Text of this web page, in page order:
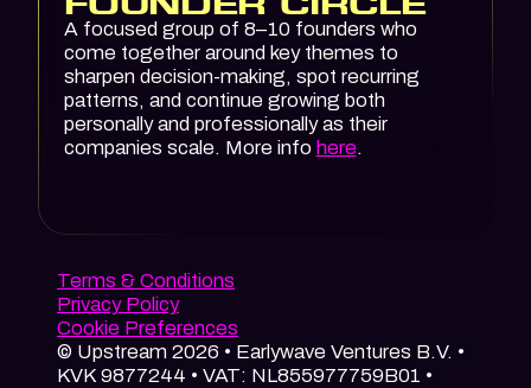
A focused group of 8–10 founders who
come together around key themes to
sharpen decision-making, spot recurring
patterns, and continue growing both
personally and professionally as their
companies scale. More info here.
© Upstream 2026 • Earlywave Ventures B.V. •
KVK 9877244 • VAT: NL855977759B01 •
Terms & Conditions
Privacy Policy
Cookie Preferences